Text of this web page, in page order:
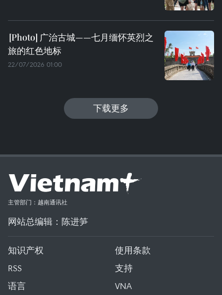
广治古城——七月缅怀英烈之
旅的红色地标
22/07/2026 01:00
下载更多
主管部门：越南通讯社
网站总编辑：陈进笋
知识产权
使用条款
RSS
支持
语言
VNA